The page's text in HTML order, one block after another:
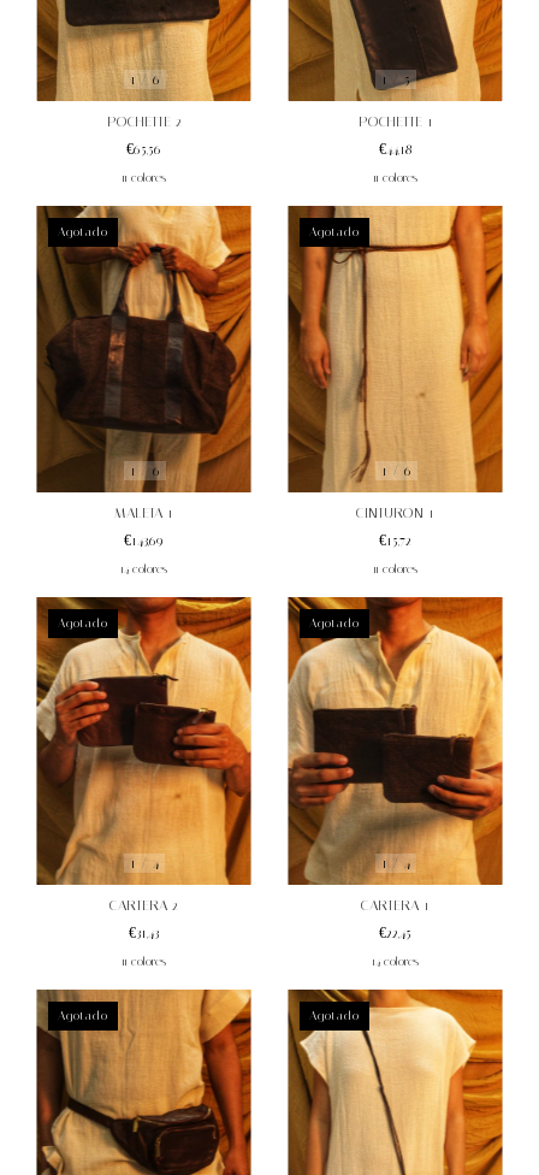
1 / 6
POCHETTE 2
€65,56
11 colores
1 /5
POCHETTE 1
€44,18
11 colores
1 / 6
Agotado
MALETA 1
€143,69
14 colores
1 / 6
Agotado
CINTURON 1
€15,72
11 colores
1 / 4
Agotado
CARTERA 2
€31,43
11 colores
1 / 4
Agotado
CARTERA 1
€22,45
14 colores
Agotado Agotado